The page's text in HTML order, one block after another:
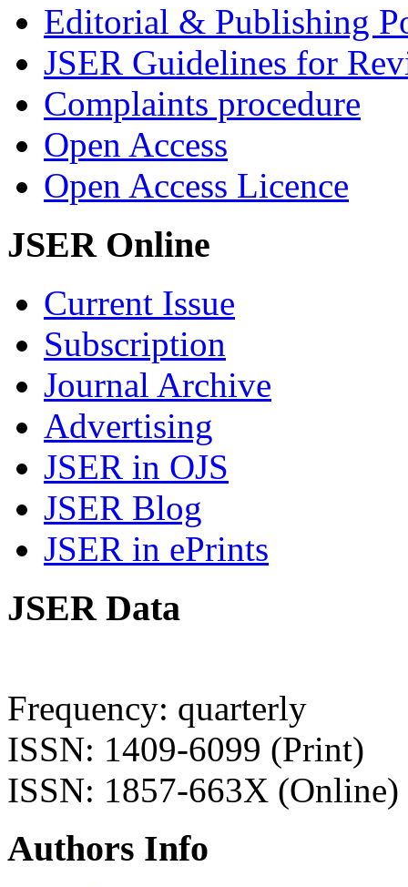
Editorial & Publishing
JSER Guidelines for
Complaints procedure
Open Access
Open Access Licence
JSER Online
Current Issue
Subscription
Journal Archive
Advertising
JSER in OJS
JSER Blog
JSER in ePrints
JSER Data
Frequency: quarterly
ISSN: 1409-6099 (Print)
ISSN: 1857-663X (Online)
Authors Info